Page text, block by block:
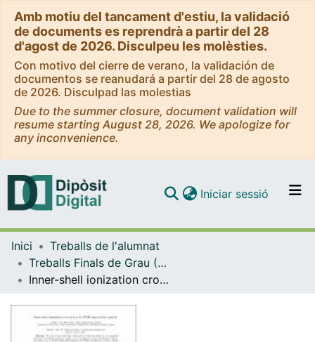
Amb motiu del tancament d'estiu, la validació
de documents es reprendrà a partir del 28
d'agost de 2026. Disculpeu les molèsties.
Con motivo del cierre de verano, la validación de
documentos se reanudará a partir del 28 de agosto
de 2026. Disculpad las molestias
Due to the summer closure, document validation will
resume starting August 28, 2026. We apologize for
any inconvenience.
Navega per tot el DD
Iniciar sessió (current)
Inici
Treballs de l'alumnat
Treballs Finals de Grau (TFG) - Física
Inner-shell ionization cross sections for PIXE quantitative analysis